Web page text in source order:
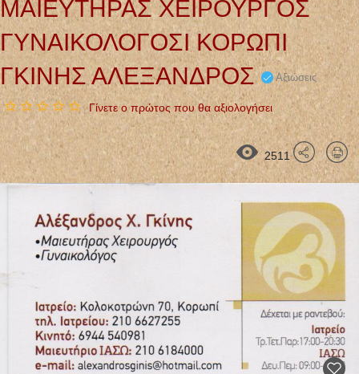
ΜΑΙΕΥΤΗΡΑΣ ΧΕΙΡΟΥΡΓΟΣ
ΓΥΝΑΙΚΟΛΟΓΟΣΙ ΚΟΡΩΠΙ
ΓΚΙΝΗΣ ΑΛΕΞΑΝΔΡΟΣ
Αξιώσεις
Γίνετε ο πρώτος που θα αξιολογήσει
2511